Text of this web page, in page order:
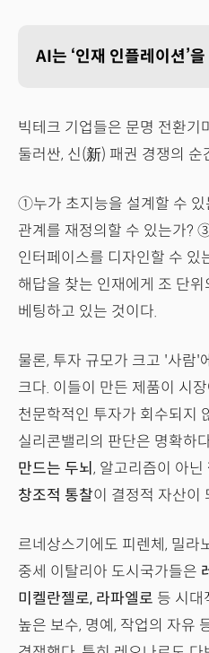
AI는 ‘인재 인플레이션’
빅테크 기업들은 문명 전환기
둘러싼, 신(新) 패권 경쟁의 순
①누가 초지능을 설계할 수
관계를 재정의할 수 있는가?
인터페이스를 디자인할 수 있
해답을 찾는 인재에게 조 단위
베팅하고 있는 것이다.
물론, 투자 규모가 크고 '사람'
크다. 이들이 만든 제품이 시
천문학적인 투자가 회수되지
실리콘밸리의 판단은 명확하
만드는 두뇌 , 알고리즘이 아닌
창조적 통찰이 결정적 자산이
르네상스기에도 피렌체, 밀라
중세 이탈리아 도시국가들은
미켈란젤로, 라파엘로 등 시대
높은 보수, 명예, 작업의 자유